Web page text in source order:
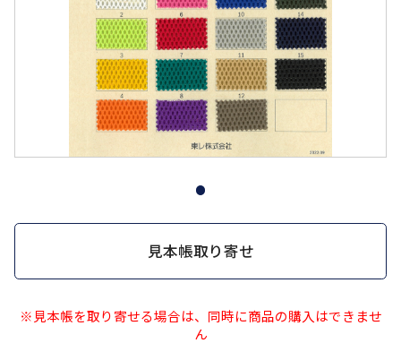
見本帳取り寄せ
※見本帳を取り寄せる場合は、同時に商品の購入はできませ
ん